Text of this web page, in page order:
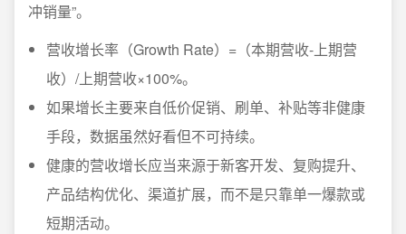
冲销量”。
营收增长率（Growth Rate）=（本期营收-上期营
收）/上期营收×100%。
如果增长主要来自低价促销、刷单、补贴等非健康
手段，数据虽然好看但不可持续。
健康的营收增长应当来源于新客开发、复购提升、
产品结构优化、渠道扩展，而不是只靠单一爆款或
短期活动。